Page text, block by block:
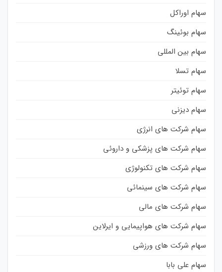
سهام اوراکل
سهام بوئینگ
سهام بین المللی
سهام تسلا
سهام توئیتر
سهام دیزنی
سهام شرکت های انرژی
سهام شرکت های پزشکی و داروئی
سهام شرکت های تکنولوژی
سهام شرکت های سینمائی
سهام شرکت های مالی
سهام شرکت های هواپیمایی و ایرلاین
سهام شرکت های ورزشی
سهام علی بابا